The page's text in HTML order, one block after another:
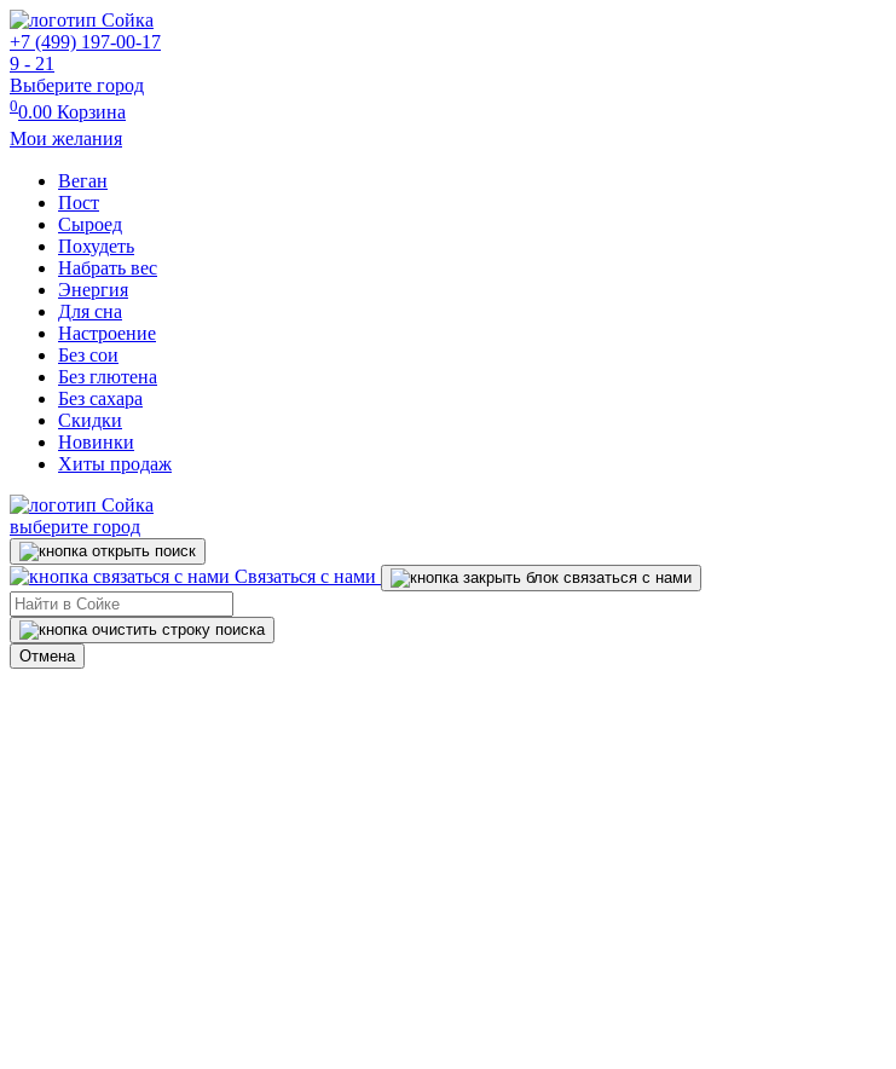
+7 (499) 197-00-17
9 - 21
Выберите город
00.00 Корзина
Мои желания
Веган
Пост
Сыроед
Похудеть
Набрать вес
Энергия
Для сна
Настроение
Без сои
Без глютена
Без сахара
Скидки
Новинки
Хиты продаж
выберите город
Связаться с нами
Отмена